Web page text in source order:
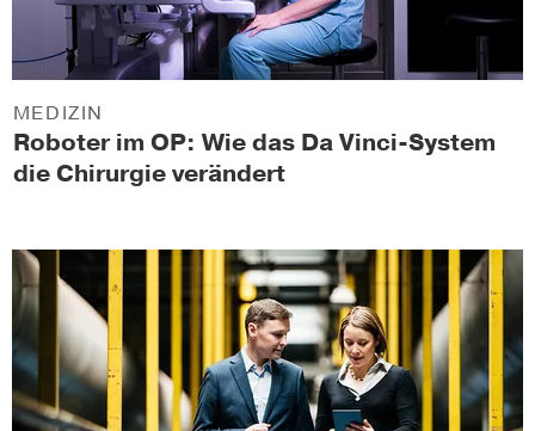
Roboter im OP: Wie das Da Vinci-System
die Chirurgie verändert
MEDIZIN